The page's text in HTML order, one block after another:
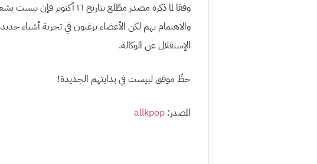
وفقا لما ذكره مصدر مطّلع بتاريخ
والاهتمام بهم لكن الأعضاء يرغبون في تجربة أشياء
الإستقلال عن الوكالة.
حظّ موفق لبيست في بدايتهم الجديدة!
المصدر: allkpop